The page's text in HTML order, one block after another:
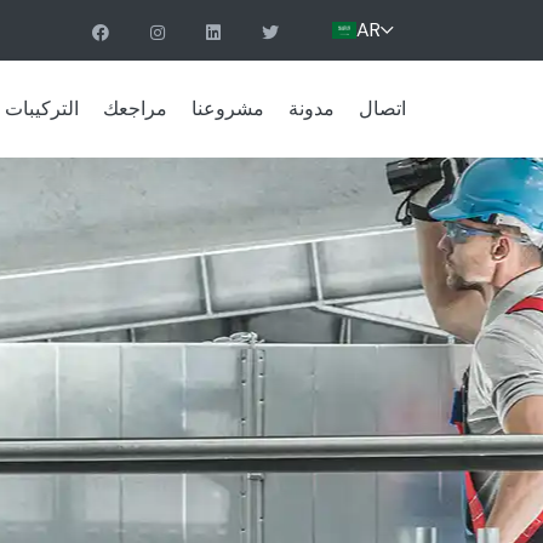
AR
التركيبات مراجعك مشروعنا مدونة اتصال